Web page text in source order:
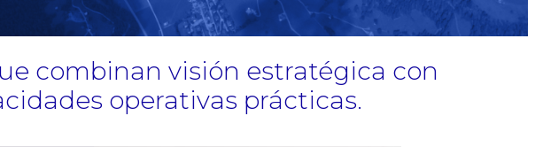
combinan visión estratégica con
operativas prácticas.